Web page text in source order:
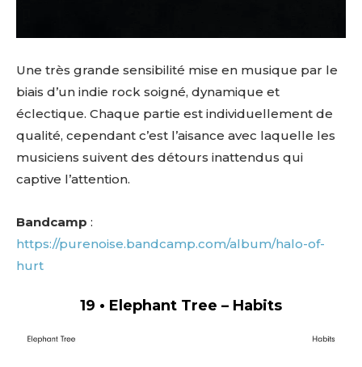
Une très grande sensibilité mise en musique par le
biais d’un indie rock soigné, dynamique et
éclectique. Chaque partie est individuellement de
qualité, cependant c’est l’aisance avec laquelle les
musiciens suivent des détours inattendus qui
captive l’attention.
Bandcamp :
https://purenoise.bandcamp.com/album/halo-of-
hurt
19 • Elephant Tree – Habits